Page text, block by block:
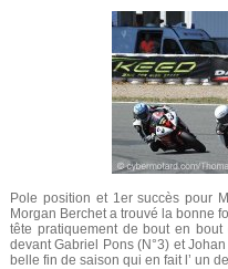
Pole position et 1er succès pour
Morgan Berchet a trouvé la bonne
tête pratiquement de bout en
devant Gabriel Pons (N°3) et
belle fin de saison qui en fait l’ un